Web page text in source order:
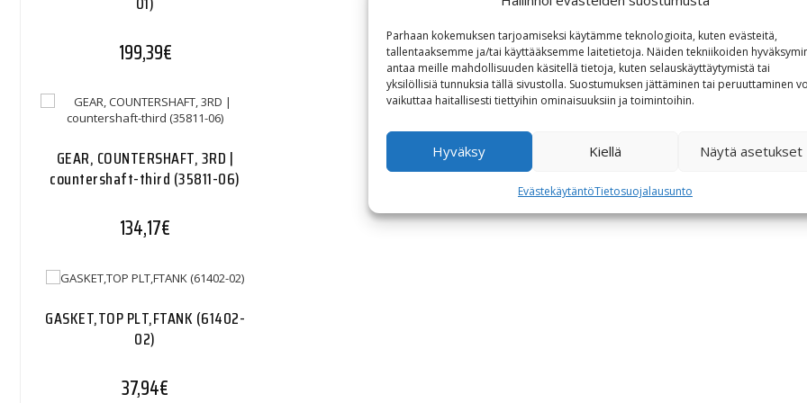
Parhaan kokemuksen tarjoamiseksi käytämme teknologioita, kuten evästeitä,
tallentaaksemme ja/tai käyttääksemme laitetietoja. Näiden tekniikoiden
antaa meille mahdollisuuden käsitellä tietoja, kuten selauskäyttäytymistä tai
yksilöllisiä tunnuksia tällä sivustolla. Suostumuksen jättäminen tai peruuttaminen
vaikuttaa haitallisesti tiettyihin ominaisuuksiin ja toimintoihin.
Hyväksy Kiellä Näytä asetukset
EvästekäytäntöTietosuojalausunto
199,39€
GEAR, COUNTERSHAFT, 3RD |
countershaft-third (35811-06)
134,17€
GASKET,TOP PLT,FTANK (61402-
02)
37,94€